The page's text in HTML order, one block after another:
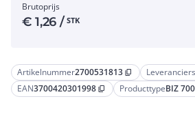
Artikelnummer2700531813 content_copy
EAN3700420301998 content_copy ProducttypeBIZ
Brutoprijs
€1,26 / STK